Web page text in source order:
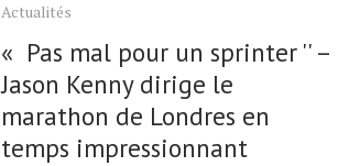
Actualités
« Pas mal pour un sprinter '' –
Jason Kenny dirige le
marathon de Londres en
temps impressionnant